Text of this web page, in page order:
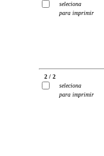
seleciona
para imprimir
2 / 2
seleciona
para imprimir